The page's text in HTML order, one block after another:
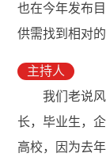
也在今年发布
供需找到相对
主持人
我们老说
长，毕业生，
高校，因为去